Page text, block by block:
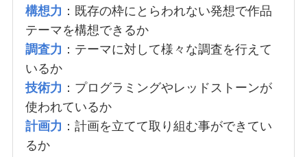
構想力 ：既存の枠にとらわれない発想で作品
テーマを構想できるか
調査力 ：テーマに対して様々な調査を行えて
いるか
技術力 ：プログラミングやレッドストーンが
使われているか
計画力 ：計画を立てて取り組む事ができてい
るか